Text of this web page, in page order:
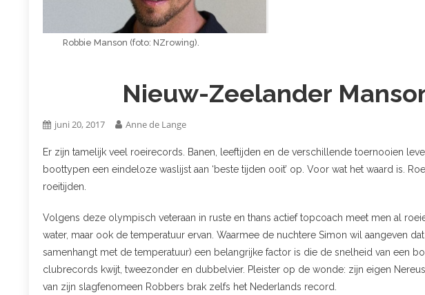
Robbie Manson (foto: NZrowing).
Nieuw-Zeelander
juni 20, 2017 Anne de Lange
Er zijn tamelijk veel roeirecords. Banen, leeftijden en de verschillende toernooien
boottypen een eindeloze waslijst aan ‘beste tijden ooit’ op. Voor wat het waard is.
roeitijden.
Volgens deze olympisch veteraan in ruste en thans actief topcoach meet men al
water, maar ook de temperatuur ervan. Waarmee de nuchtere Simon wil aangeven
samenhangt met de temperatuur) een belangrijke factor is die de snelheid van een
clubrecords kwijt, tweezonder en dubbelvier. Pleister op de wonde: zijn eigen
van zijn slagfenomeen Robbers brak zelfs het Nederlands record.